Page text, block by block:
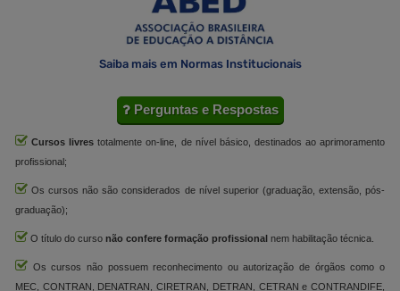
Saiba mais em Normas Institucionais
Perguntas e Respostas
Cursos livres totalmente on-line, de nível básico, destinados ao aprimoramento
profissional;
Os cursos não são considerados de nível superior (graduação, extensão, pós-
graduação);
O título do curso não confere formação profissional nem habilitação técnica.
Os cursos não possuem reconhecimento ou autorização de órgãos como o
MEC, CONTRAN, DENATRAN, CIRETRAN, DETRAN, CETRAN e CONTRANDIFE,